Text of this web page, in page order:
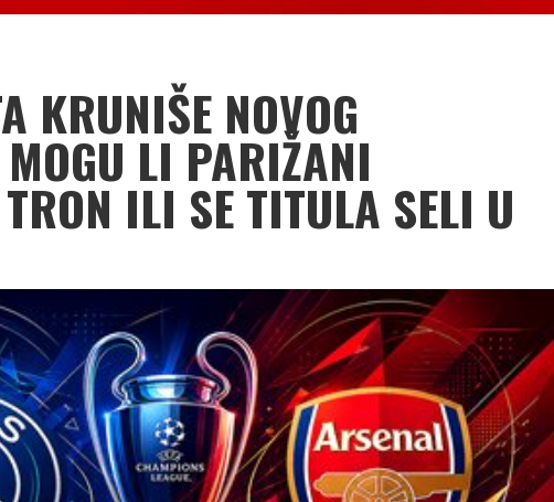
KRUNIŠE NOVOG
LI PARIŽANI
ILI SE TITULA SELI U